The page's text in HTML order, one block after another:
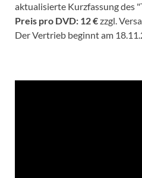
aktualisierte Kurzfassung des
Preis pro DVD: 12 €zzgl.
Der Vertrieb beginnt am